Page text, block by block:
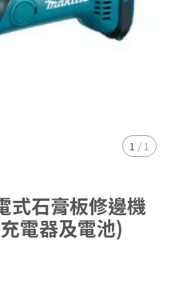
1 / 1
式石膏板修邊機
電器及電池)